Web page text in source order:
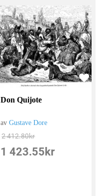
Don Quijote
avGustave Dore
2 412.80kr
1 423.55 kr